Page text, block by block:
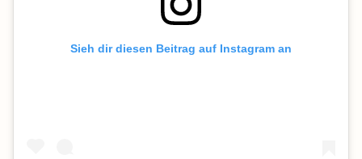
Sieh dir diesen Beitrag auf Instagram an